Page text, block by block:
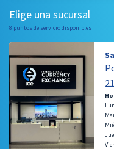
90045, United States of
Elige una sucursal
8 puntos de servicio disponibles